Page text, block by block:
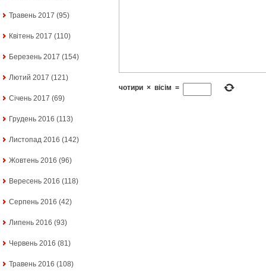
Травень 2017 (95)
Квітень 2017 (110)
Березень 2017 (154)
Лютий 2017 (121)
Січень 2017 (69)
Грудень 2016 (113)
Листопад 2016 (142)
Жовтень 2016 (96)
Вересень 2016 (118)
Серпень 2016 (42)
Липень 2016 (93)
Червень 2016 (81)
Травень 2016 (108)
чотири × вісім =